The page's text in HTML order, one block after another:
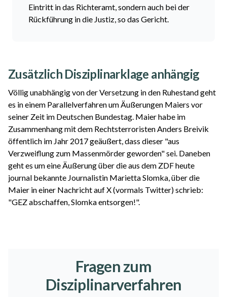
Eintritt in das Richteramt, sondern auch bei der
Rückführung in die Justiz, so das Gericht.
Zusätzlich Disziplinarklage anhängig
Völlig unabhängig von der Versetzung in den Ruhestand geht
es in einem Parallelverfahren um Äußerungen Maiers vor
seiner Zeit im Deutschen Bundestag. Maier habe im
Zusammenhang mit dem Rechtsterroristen Anders Breivik
öffentlich im Jahr 2017 geäußert, dass dieser "aus
Verzweiflung zum Massenmörder geworden" sei. Daneben
geht es um eine Äußerung über die aus dem ZDF heute
journal bekannte Journalistin Marietta Slomka, über die
Maier in einer Nachricht auf X (vormals Twitter) schrieb:
"GEZ abschaffen, Slomka entsorgen!".
Fragen zum
Disziplinarverfahren